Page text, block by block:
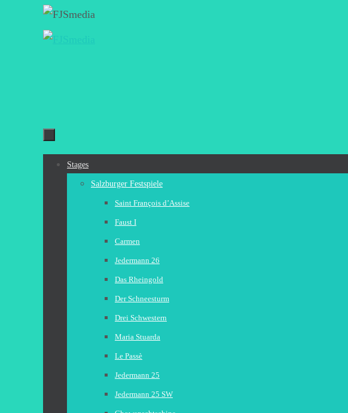
Zum
Stages
Salzburger Festspiele
Saint François d’Assise
Faust I
Carmen
Jedermann 26
Das Rheingold
Der Schneesturm
Drei Schwestern
Maria Stuarda
Le Passè
Jedermann 25
Jedermann 25 SW